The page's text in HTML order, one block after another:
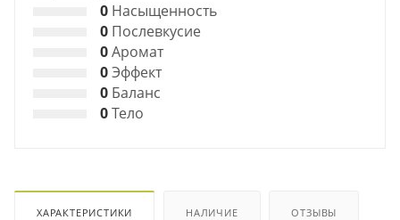
0 Насыщенность
0 Послевкусие
0Аромат
0Эффект
0 Баланс
0Тело
ХАРАКТЕРИСТИКИ НАЛИЧИЕ ОТЗЫВЫ